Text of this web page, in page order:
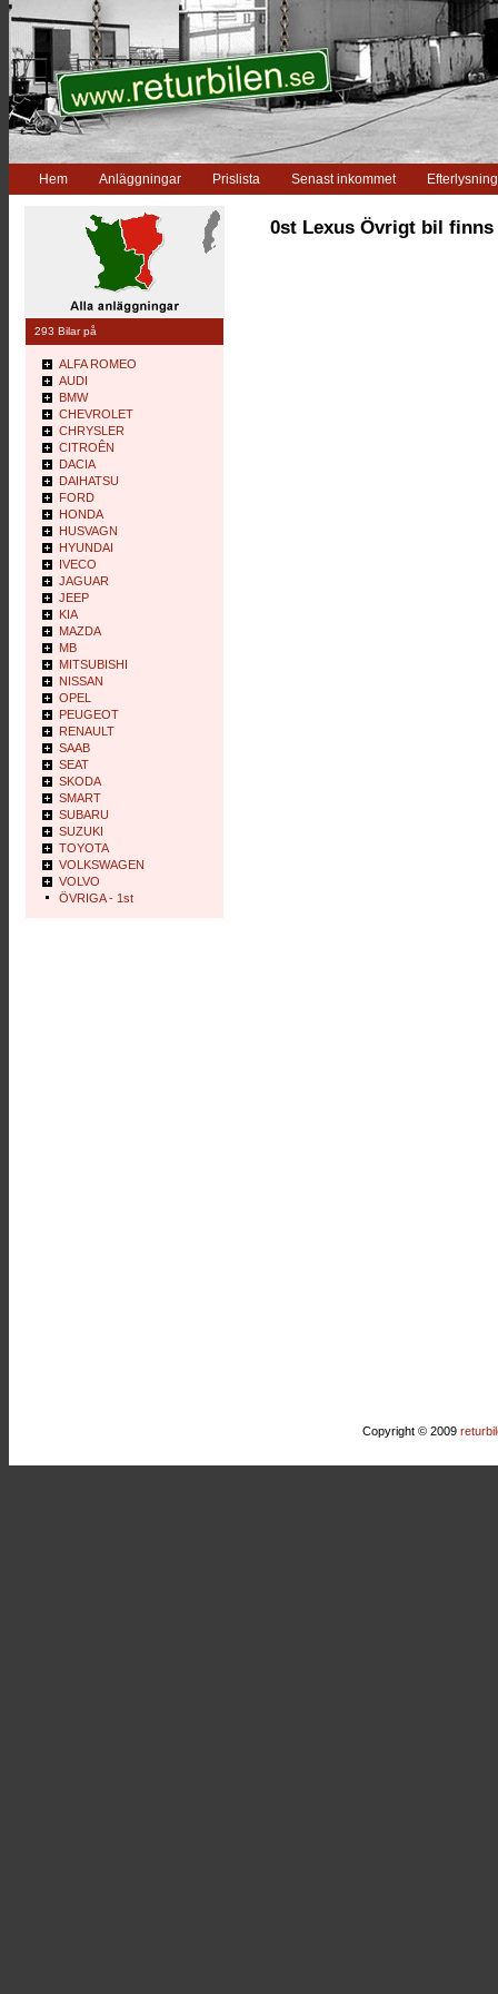
Hem Anläggningar Prislista Senast inkommet Efterlysning
0st Lexus Övrigt bil finns
293 Bilar på
ALFA ROMEO
AUDI
BMW
CHEVROLET
CHRYSLER
CITROÊN
DACIA
DAIHATSU
FORD
HONDA
HUSVAGN
HYUNDAI
IVECO
JAGUAR
JEEP
KIA
MAZDA
MB
MITSUBISHI
NISSAN
OPEL
PEUGEOT
RENAULT
SAAB
SEAT
SKODA
SMART
SUBARU
SUZUKI
TOYOTA
VOLKSWAGEN
VOLVO
ÖVRIGA - 1st
Copyright © 2009